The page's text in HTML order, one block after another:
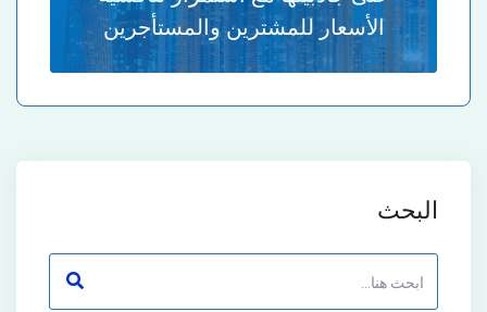
الأسعار للمشترين والمستأجرين
البحث